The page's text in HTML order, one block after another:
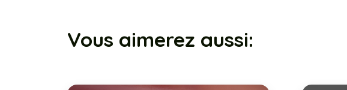
Vous aimerez aussi: